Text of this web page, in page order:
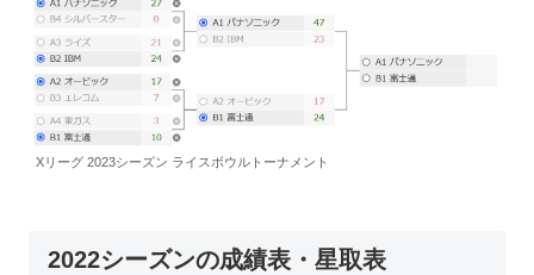
Xリーグ 2023シーズン ライスボウルトーナメント
2022シーズンの成績表・星取表